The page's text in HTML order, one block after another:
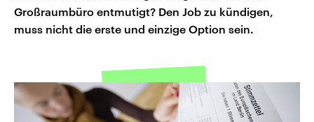
Großraumbüro entmutigt? Den Job zu kündigen,
muss nicht die erste und einzige Option sein.